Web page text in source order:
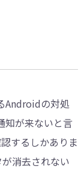
Androidの対処
知が来ないと言
するしかありま
消去されない